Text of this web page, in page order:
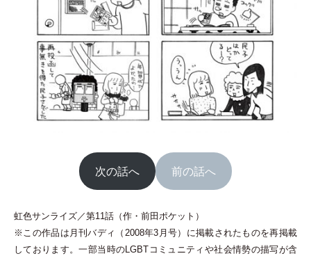
次の話へ 前の話へ
虹色サンライズ／第11話 （作 ・ 前田ポケット ）
※この作品は月刊バディ
（ 2008年3月号） に掲載されたものを再掲載
しております。一部当時のLGBTコミュニティや社会情勢の描写が含